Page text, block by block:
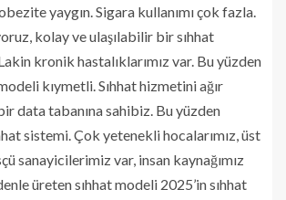
yaygın. Sigara kullanımı çok fazla.
kolay ve ulaşılabilir bir sıhhat
kronik hastalıklarımız var. Bu yüzden
kıymetli. Sıhhat hizmetini ağır
data tabanına sahibiz. Bu yüzden
sistemi. Çok yetenekli hocalarımız, üst
sanayicilerimiz var, insan kaynağımız
üreten sıhhat modeli 2025’in sıhhat